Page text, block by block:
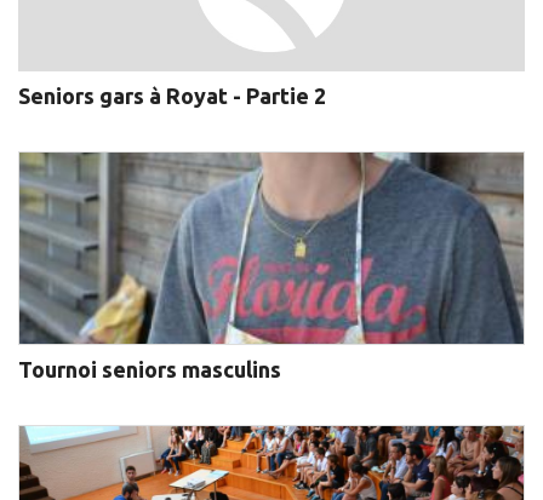
Seniors gars à Royat - Partie 2
Tournoi seniors masculins